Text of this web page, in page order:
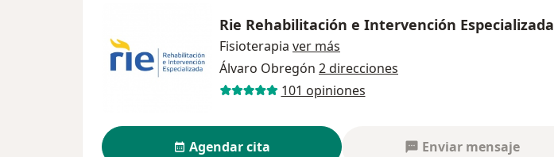
Rie Rehabilitación e Intervención Especializada
Fisioterapia ver más
Álvaro Obregón 2 direcciones
101 opiniones
Agendar cita Enviar mensaje